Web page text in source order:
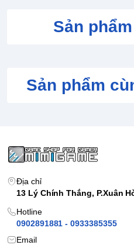
Mỗi mô hình có kích thước
Sản
Sản phẩm
Địa chỉ
13 Lý Chính Thắng, P.Xuân
Hotline
0902891881 - 0933385355
Email